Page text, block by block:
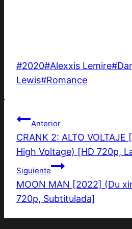
Etiquetas
de
#2020#Alexxis Lemire#
Lewis#Romance
Navegación
de
entradas
Anterior
CRANK 2: ALTO
High Voltage) [HD 720p,
Siguiente
MOON MAN [2022] (Du
720p, Subtitulada]